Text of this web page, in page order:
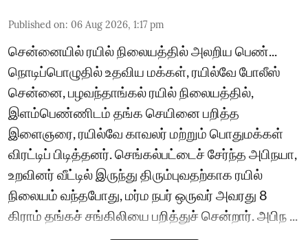
Published on: 06 Aug 2026, 1:17 pm
சென்னையில் ரயில் நிலையத்தில் அலறிய பெண்...
நொடிப்பொழுதில் உதவிய மக்கள், ரயில்வே போலீஸ்
சென்னை, பழவந்தாங்கல் ரயில் நிலையத்தில்,
இளம்பெண்ணிடம் தங்க செயினை பறித்த
இளைஞரை, ரயில்வே காவலர் மற்றும் பொதுமக்கள்
விரட்டிப் பிடித்தனர். செங்கல்பட்டைச் சேர்ந்த அபிநயா,
உறவினர் வீட்டில் இருந்து திரும்புவதற்காக ரயில்
நிலையம் வந்தபோது, மர்ம நபர் ஒருவர் அவரது 8
கிராம் தங்கச் சங்கிலியை பறித்துச் சென்றார். அபிந ...